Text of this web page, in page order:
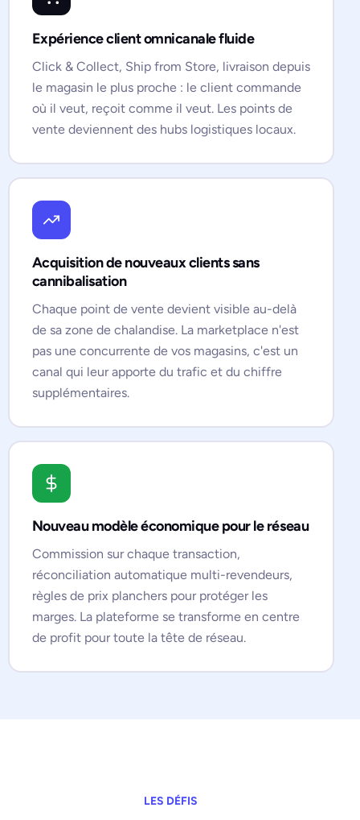
Expérience client omnicanale fluide
Click & Collect, Ship from Store, livraison depuis
le magasin le plus proche : le client commande
où il veut, reçoit comme il veut. Les points de
vente deviennent des hubs logistiques locaux.
Acquisition de nouveaux clients sans
cannibalisation
Chaque point de vente devient visible au-delà
de sa zone de chalandise. La marketplace n'est
pas une concurrente de vos magasins, c'est un
canal qui leur apporte du trafic et du chiffre
supplémentaires.
Nouveau modèle économique pour le réseau
Commission sur chaque transaction,
réconciliation automatique multi-revendeurs,
règles de prix planchers pour protéger les
marges. La plateforme se transforme en centre
de profit pour toute la tête de réseau.
LES DÉFIS